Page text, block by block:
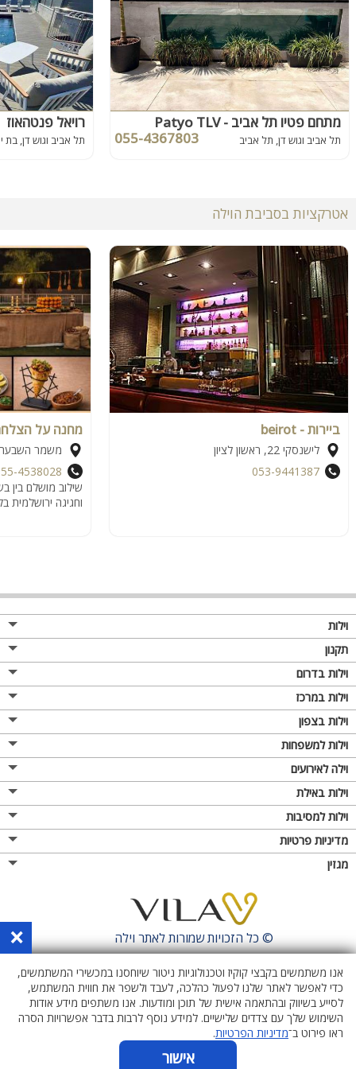
מתחם פטיו תל אביב - Patyo TLV
תל אביב וגוש דן, תל אביב 055-4367803
רויאל פנטהאוז
תל אביב וגוש דן, בת
אטרקציות בסביבת הוילה
ביירות - beirot
לישנסקי 22, ראשון לציון
053-9441387
מחנה על
משמר
4538028
שילוב מושלם בין
וחגיגה ירושלמית
וילות
תקנון
וילות בדרום
וילות במרכז
וילות בצפון
וילות למשפחות
וילה לאירועים
וילות באילת
וילות למסיבות
מדיניות פרטיות
מגזין
© כל הזכויות שמורות לאתרוילה ×
אנו משתמשים בקבצי קוקיז וטכנולוגיות ניטור שיוחסנו במכשירי המשתמשים,
כדי לאפשר לאתר שלנו לפעול כהלכה, לעבד ולשפר את חווית המשתמש,
לסייע בשיווק ובהתאמה אישית של תוכן ומודעות. אנו משתפים מידע אודות
השימוש שלך עם צדדים שלישיים. למידע נוסף לרבות בדבר אפשרויות הסרה
ראו פירוט ב־מדיניות הפרטיות.
אישור